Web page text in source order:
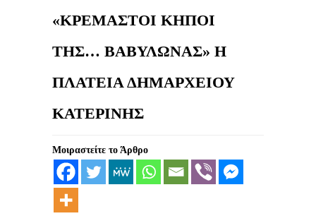
«ΚΡΕΜΑΣΤΟΙ ΚΗΠΟΙ
ΤΗΣ… ΒΑΒΥΛΩΝΑΣ» Η
ΠΛΑΤΕΙΑ ΔΗΜΑΡΧΕΙΟΥ
ΚΑΤΕΡΙΝΗΣ
Μοιραστείτε το Άρθρο